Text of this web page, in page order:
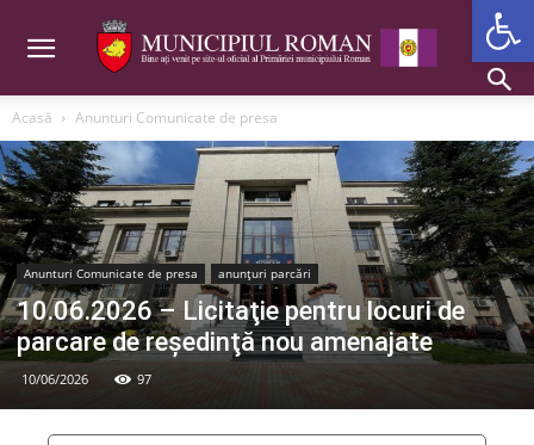
Acasă Anunturi Comunicate de presa
Anunturi Comunicate de presa anunțuri parcări
10.06.2026 – Licitaţie pentru locuri de
parcare de reşedinţă nou amenajate
10/06/2026 97